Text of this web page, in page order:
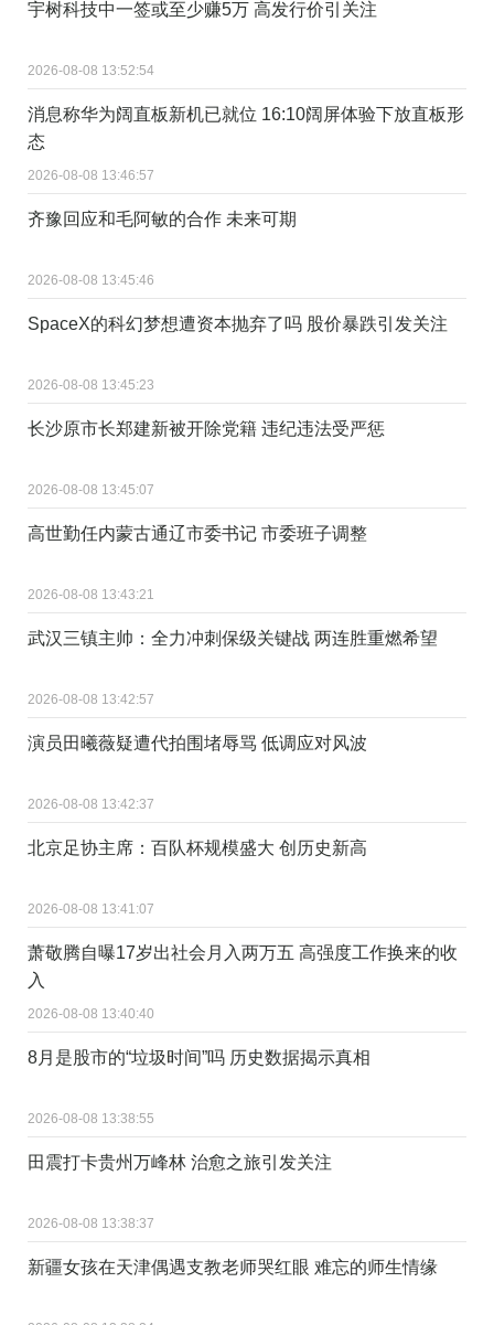
宇树科技中一签或至少赚5万 高发行价引关注
2026-08-08 13:52:54
消息称华为阔直板新机已就位 16:10阔屏体验下放直板形
态
2026-08-08 13:46:57
齐豫回应和毛阿敏的合作 未来可期
2026-08-08 13:45:46
SpaceX的科幻梦想遭资本抛弃了吗 股价暴跌引发关注
2026-08-08 13:45:23
长沙原市长郑建新被开除党籍 违纪违法受严惩
2026-08-08 13:45:07
高世勤任内蒙古通辽市委书记 市委班子调整
2026-08-08 13:43:21
武汉三镇主帅：全力冲刺保级关键战 两连胜重燃希望
2026-08-08 13:42:57
演员田曦薇疑遭代拍围堵辱骂 低调应对风波
2026-08-08 13:42:37
北京足协主席：百队杯规模盛大 创历史新高
2026-08-08 13:41:07
萧敬腾自曝17岁出社会月入两万五 高强度工作换来的收
入
2026-08-08 13:40:40
8月是股市的“垃圾时间”吗 历史数据揭示真相
2026-08-08 13:38:55
田震打卡贵州万峰林 治愈之旅引发关注
2026-08-08 13:38:37
新疆女孩在天津偶遇支教老师哭红眼 难忘的师生情缘